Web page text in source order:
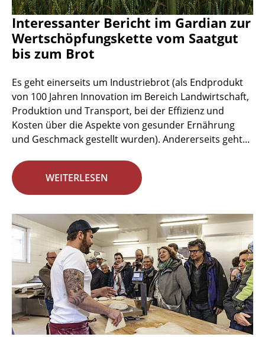
Interessanter Bericht im Gardian zur
Wertschöpfungskette vom Saatgut
bis zum Brot
Es geht einerseits um Industriebrot (als Endprodukt
von 100 Jahren Innovation im Bereich Landwirtschaft,
Produktion und Transport, bei der Effizienz und
Kosten über die Aspekte von gesunder Ernährung
und Geschmack gestellt wurden). Andererseits geht...
WEITERLESEN